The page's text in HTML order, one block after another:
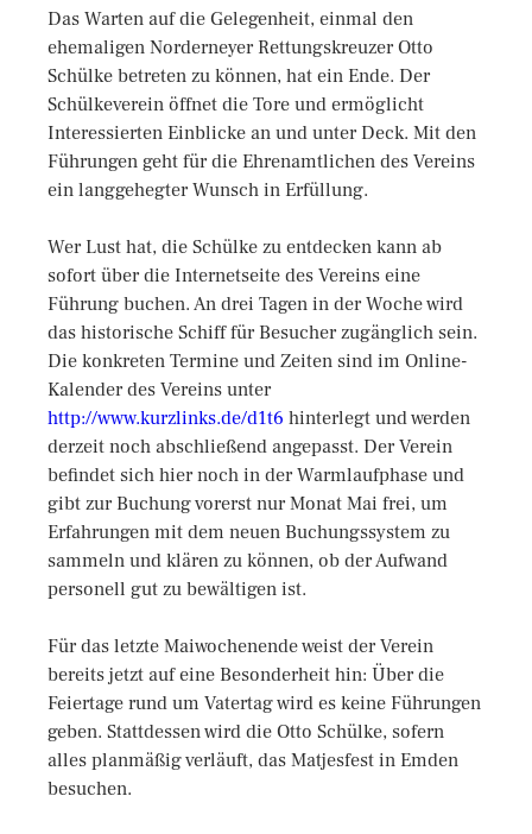
Das Warten auf die Gelegenheit, einmal den
ehemaligen Norderneyer Rettungskreuzer Otto
Schülke betreten zu können, hat ein Ende. Der
Schülkeverein öffnet die Tore und ermöglicht
Interessierten Einblicke an und unter Deck. Mit den
Führungen geht für die Ehrenamtlichen des Vereins
ein langgehegter Wunsch in Erfüllung.
Wer Lust hat, die Schülke zu entdecken kann ab
sofort über die Internetseite des Vereins eine
Führung buchen. An drei Tagen in der Woche wird
das historische Schiff für Besucher zugänglich sein.
Die konkreten Termine und Zeiten sind im Online-
Kalender des Vereins unter
http://www.kurzlinks.de/d1t6 hinterlegt und werden
derzeit noch abschließend angepasst. Der Verein
befindet sich hier noch in der Warmlaufphase und
gibt zur Buchung vorerst nur Monat Mai frei, um
Erfahrungen mit dem neuen Buchungssystem zu
sammeln und klären zu können, ob der Aufwand
personell gut zu bewältigen ist.
Für das letzte Maiwochenende weist der Verein
bereits jetzt auf eine Besonderheit hin: Über die
Feiertage rund um Vatertag wird es keine Führungen
geben. Stattdessen wird die Otto Schülke, sofern
alles planmäßig verläuft, das Matjesfest in Emden
besuchen.